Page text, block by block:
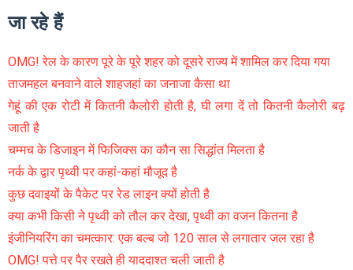
जा रहे हैं
OMG! रेल के कारण पूरे के पूरे शहर को दूसरे राज्य में शामिल कर दिया गया
ताजमहल बनवाने वाले शाहजहां का जनाजा कैसा था
गेहूं की एक रोटी में कितनी कैलोरी होती है, घी लगा दें तो कितनी कैलोरी बढ़
जाती है
चम्मच के डिजाइन में फिजिक्स का कौन सा सिद्धांत मिलता है
नर्क के द्वार पृथ्वी पर कहां-कहां मौजूद है
कुछ दवाइयों के पैकेट पर रेड लाइन क्यों होती है
क्या कभी किसी ने पृथ्वी को तौल कर देखा, पृथ्वी का वजन कितना है
इंजीनियरिंग का चमत्कार: एक बल्ब जो 120 साल से लगातार जल रहा है
OMG! पत्ते पर पैर रखते ही याददाश्त चली जाती है